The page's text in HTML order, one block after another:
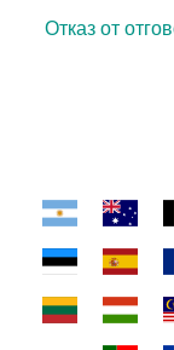
Отказ от